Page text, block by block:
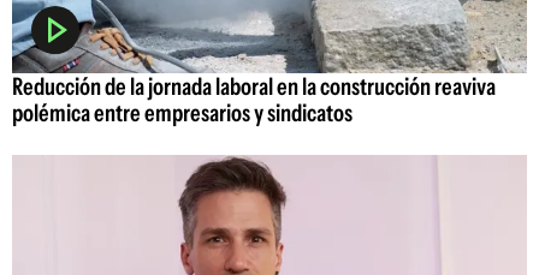
Reducción de la jornada laboral en la construcción reaviva
polémica entre empresarios y sindicatos